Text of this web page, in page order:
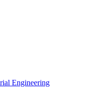
Engineering